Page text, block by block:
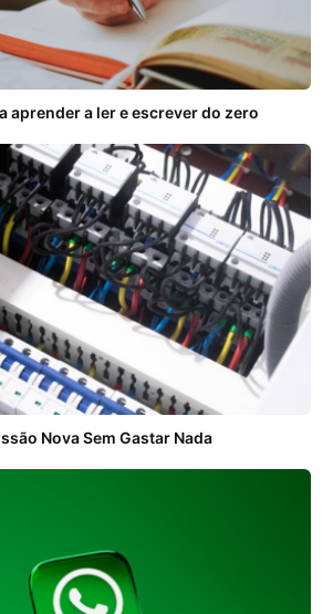
aprender a ler e escrever do zero
Nova Sem Gastar Nada